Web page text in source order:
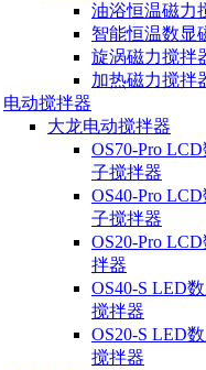
油浴恒温磁力
智能恒温数显
旋涡磁力搅拌
加热磁力搅拌
电动搅拌器
大龙电动搅拌器
OS70-Pro
子搅拌器
OS40-Pro
子搅拌器
OS20-Pro
拌器
OS40-S LED
搅拌器
OS20-S LED
搅拌器